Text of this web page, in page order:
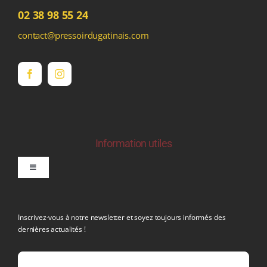
02 38 98 55 24
contact@pressoirdugatinais.com
Information utiles
Toggle
Inscrivez-vous à notre newsletter et soyez toujours informés des
dernières actualités !